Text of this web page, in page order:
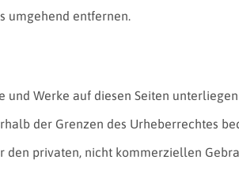
umgehend entfernen.
Werke auf diesen Seiten
der Grenzen des Urheberrechtes
den privaten, nicht kommerziellen